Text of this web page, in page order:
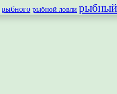
рыбного рыбной ловли рыбный